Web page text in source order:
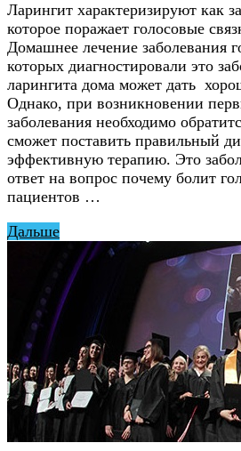
Ларингит характеризируют как
которое поражает голосовые
Домашнее лечение заболевания
которых диагностировали это
ларингита дома может дать
Однако, при возникновении
заболевания необходимо
сможет поставить правильный
эффективную терапию. Это
ответ на вопрос почему болит
пациентов …
Дальше